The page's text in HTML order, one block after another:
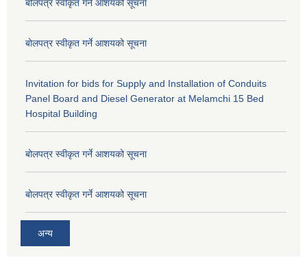
बोलपत्र स्वीकृत गर्ने आशयको सूचना
बोलपत्र स्वीकृत गर्ने आशयको सूचना
Invitation for bids for Supply and Installation of Conduits
Panel Board and Diesel Generator at Melamchi 15 Bed
Hospital Building
बोलपत्र स्वीकृत गर्ने आशयको सूचना
बोलपत्र स्वीकृत गर्ने आशयको सूचना
अन्य